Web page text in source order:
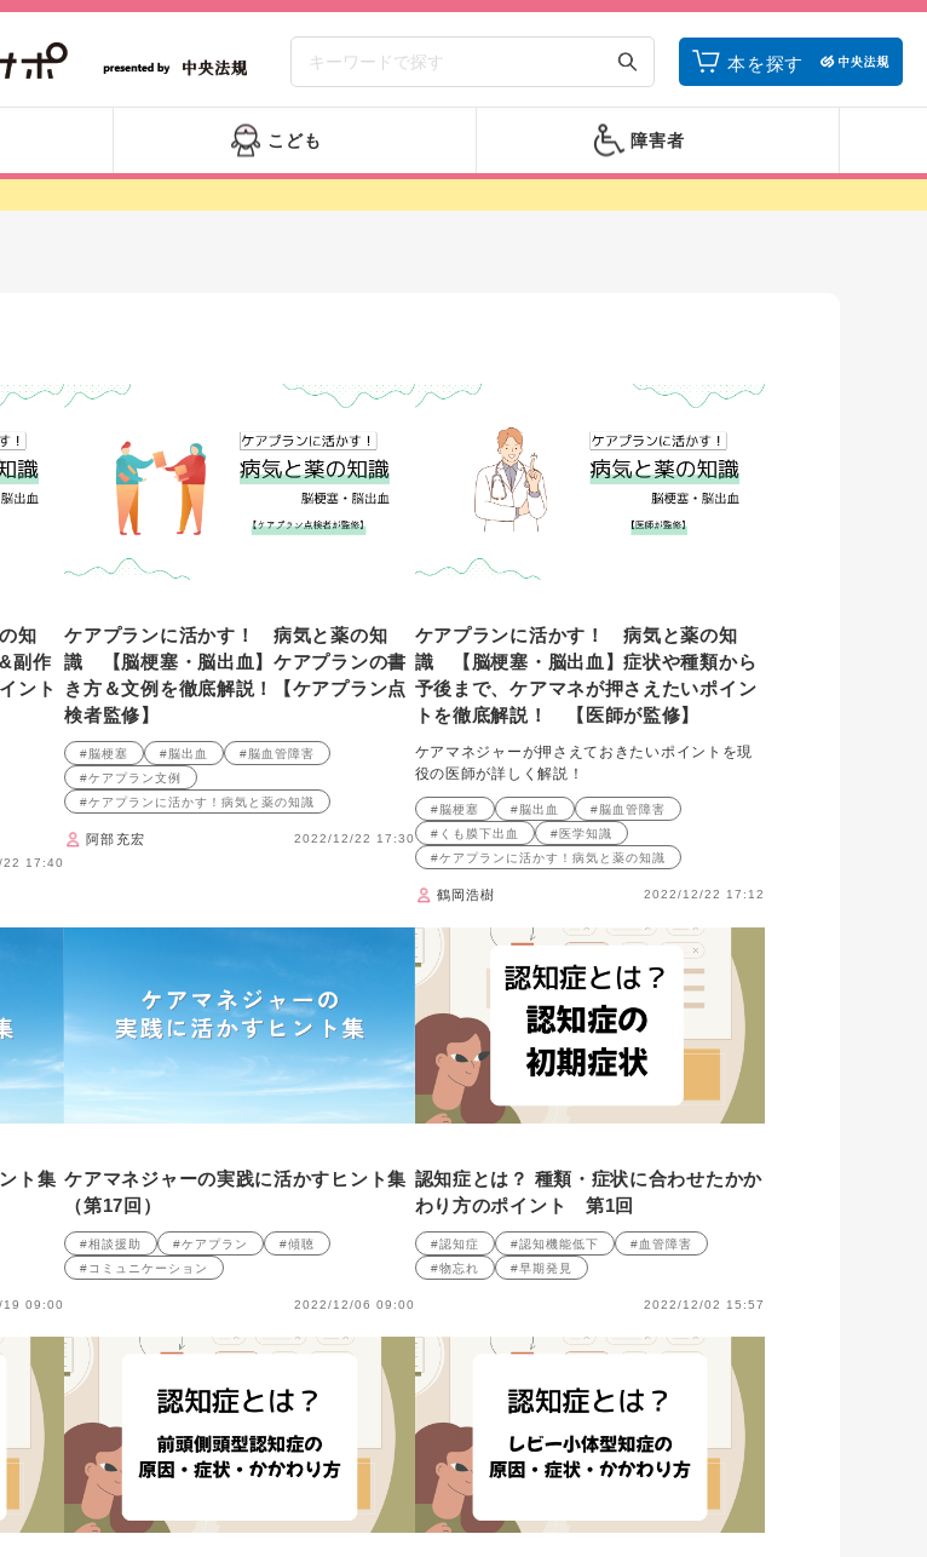
本を探す
こども 障害者
知
副作
ント
17:40
ケアプランに活かす！ 病気と薬の知
識 【脳梗塞・脳出血】ケアプランの書
き方＆文例を徹底解説！【ケアプラン点
検者監修】
#脳梗塞 #脳出血
#脳血管障害
#ケアプラン文例
#ケアプランに活かす！病気と薬の知識
阿部充宏 2022/12/22 17:30
ケアプランに活かす！ 病気と薬の知
識 【脳梗塞・脳出血】症状や種類から
予後まで、ケアマネが押さえたいポイン
トを徹底解説！ 【医師が監修】
ケアマネジャーが押さえておきたいポイントを現
役の医師が詳しく解説！
#脳梗塞 #脳出血
#脳血管障害
#くも膜下出血
#医学知識
#ケアプランに活かす！病気と薬の知識
鶴岡浩樹 2022/12/22 17:12
ト集
09:00
ケアマネジャーの実践に活かすヒント集
（第17回）
#相談援助 #ケアプラン
#傾聴
#コミュニケーション
2022/12/06 09:00
認知症とは？ 種類・症状に合わせたかか
わり方のポイント 第1回
#認知症 #認知機能低下
#血管障害
#物忘れ
#早期発見
2022/12/02 15:57